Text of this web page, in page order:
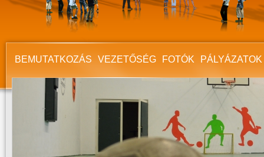
BEMUTATKOZÁS VEZETŐSÉG FOTÓK PÁLYÁZATOK